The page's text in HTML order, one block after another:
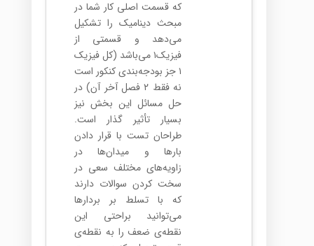
که قسمت اصلی کار شما در
مبحث دینامیک را تشکیل
می‌دهد و قسمتی از
فیزیک۱ می‌باشد (کل فیزیک
۱ جز بودجه‌بندی کنکور است
نه فقط ۲ فصل آخر آن) در
حل مسائل این بخش نیز
بسیار تأثیر گذار است.
طراحان تست با قرار دادن
بارها و میدان‌ها در
زاویه‌های مختلف سعی در
سخت کردن سوالات دارند
که با تسلط بر بردارها
می‌توانید براحتی این
نقطه‌ی ضعف را به نقطه‌ی